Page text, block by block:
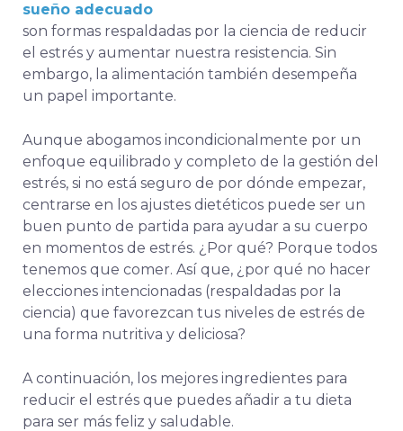
sueño adecuado
son formas respaldadas por la ciencia de reducir
el estrés y aumentar nuestra resistencia. Sin
embargo, la alimentación también desempeña
un papel importante.
Aunque abogamos incondicionalmente por un
enfoque equilibrado y completo de la gestión del
estrés, si no está seguro de por dónde empezar,
centrarse en los ajustes dietéticos puede ser un
buen punto de partida para ayudar a su cuerpo
en momentos de estrés. ¿Por qué? Porque todos
tenemos que comer. Así que, ¿por qué no hacer
elecciones intencionadas (respaldadas por la
ciencia) que favorezcan tus niveles de estrés de
una forma nutritiva y deliciosa?
A continuación, los mejores ingredientes para
reducir el estrés que puedes añadir a tu dieta
para ser más feliz y saludable.